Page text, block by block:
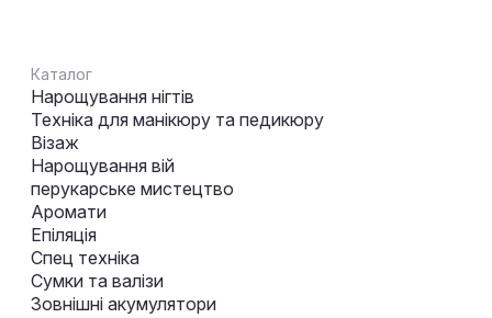
Каталог
Нарощування нігтів
Техніка для манікюру та педикюру
Візаж
Нарощування вій
перукарське мистецтво
Аромати
Епіляція
Спец техніка
Сумки та валізи
Зовнішні акумулятори